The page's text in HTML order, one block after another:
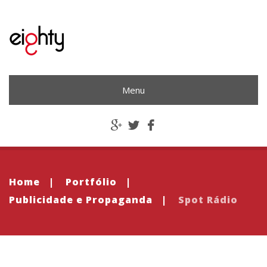
Menu
Home | Portfólio
|
Publicidade e Propaganda
| Spot Rádio